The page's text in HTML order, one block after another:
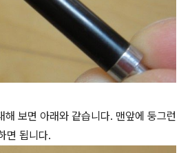
해 보면 아래와 같습니다. 맨앞에 둥그런
면 됩니다.